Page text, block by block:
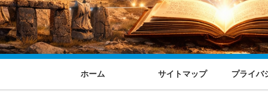
ホーム サイトマップ プライバ